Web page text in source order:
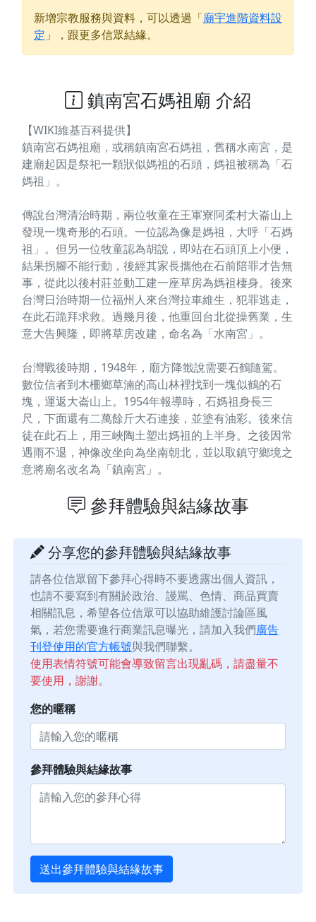
新增宗教服務與資料，可以透過「廟宇進階資料設
定 」，跟更多信眾結緣。
鎮南宮石媽祖廟 介紹
【WIKI維基百科提供】
鎮南宮石媽祖廟，或稱鎮南宮石媽祖，舊稱水南宮，是
建廟起因是祭祀一顆狀似媽祖的石頭，媽祖被稱為「石
媽祖」。
傳說台灣清治時期，兩位牧童在王軍寮阿柔村大崙山上
發現一塊奇形的石頭。一位認為像是媽祖，大呼「石媽
祖」。但另一位牧童認為胡說，即站在石頭頂上小便，
結果拐腳不能行動，後經其家長攜他在石前陪罪才告無
事，從此以後村莊並動工建一座草房為媽祖棲身。後來
台灣日治時期一位福州人來台灣拉車維生，犯罪逃走，
在此石跪拜求救。過幾月後，他重回台北從操舊業，生
意大告興隆，即將草房改建，命名為「水南宮」。
台灣戰後時期，1948年，廟方降韱說需要石鶴隨駕。
數位信者到木柵鄉草湳的高山林裡找到一塊似鶴的石
塊，運返大崙山上。1954年報導時，石媽祖身長三
尺，下面還有二萬餘斤大石連接，並塗有油彩。後來信
徒在此石上，用三峽陶土塑出媽祖的上半身。之後因常
遇雨不退，神像改坐向為坐南朝北，並以取鎮守鄉境之
意將廟名改名為「鎮南宮」。
參拜體驗與結緣故事
分享您的參拜體驗與結緣故事
請各位信眾留下參拜心得時不要透露出個人資訊，
也請不要寫到有關於政治、謾罵、色情、商品買賣
相關訊息，希望各位信眾可以協助維護討論區風
氣，若您需要進行商業訊息曝光，請加入我們廣告
刊登使用的官方帳號與我們聯繫。
使用表情符號可能會導致留言出現亂碼，請盡量不
要使用，謝謝。
您的暱稱
參拜體驗與結緣故事
送出參拜體驗與結緣故事